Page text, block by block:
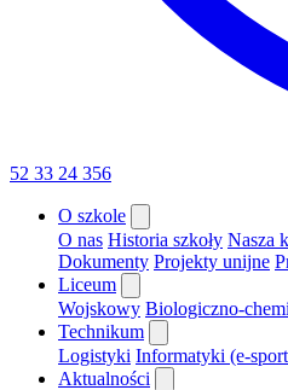
52 33 24 356
O szkole
O nas Historia szkoły Nasza
Dokumenty Projekty unijne
Liceum
Wojskowy Biologiczno-
Technikum
Logistyki Informatyki (e-
Aktualności